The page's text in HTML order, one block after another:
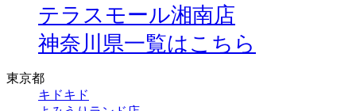
テラスモール湘南店
神奈川県一覧はこちら
東京都
キドキド